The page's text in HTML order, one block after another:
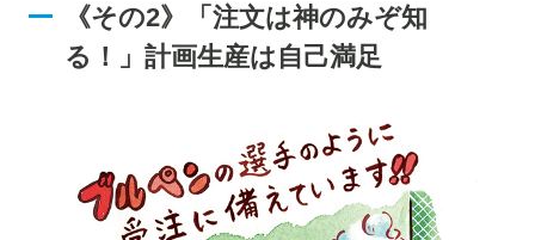
《その2》「注文は神のみぞ知
る！」計画生産は自己満足